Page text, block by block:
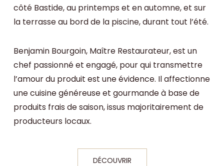
côté Bastide, au printemps et en automne, et sur
la terrasse au bord de la piscine, durant tout l’été.
Benjamin Bourgoin, Maître Restaurateur, est un
chef passionné et engagé, pour qui transmettre
l’amour du produit est une évidence. Il affectionne
une cuisine généreuse et gourmande à base de
produits frais de saison, issus majoritairement de
producteurs locaux.
DÉCOUVRIR